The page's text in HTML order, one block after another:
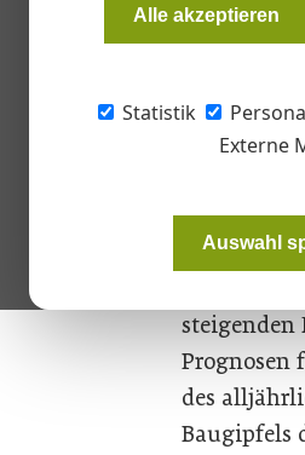
Alle akzeptieren
Statistik
Externe
Auswahl
Auch beim
kommende
gefordert.
Die
steigenden
Prognosen
des
Baugipfels